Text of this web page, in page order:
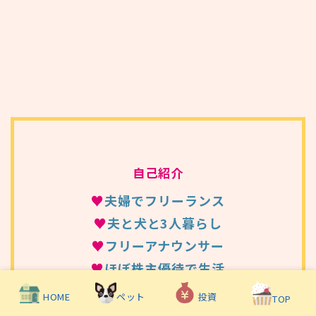
自己紹介
♥夫婦でフリーランス
♥夫と犬と3人暮らし
♥フリーアナウンサー
♥ほぼ株主優待で生活
HSPなので生きにくい…
HOME ペット 投資 TOP